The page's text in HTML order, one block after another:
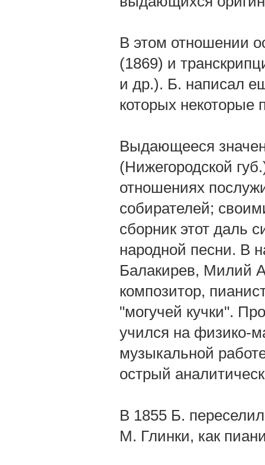
В этом отношении
(1869) и
и др.). Б. написал
которых некоторые
Выдающееся
(Нижегородской
отношениях
собирателей;
сборник этот даль
народной песни. В
Балакирев, Милий
композитор,
"могучей кучки".
учился на физико-
музыкальной
острый
В 1855 Б.
М. Глинки, как